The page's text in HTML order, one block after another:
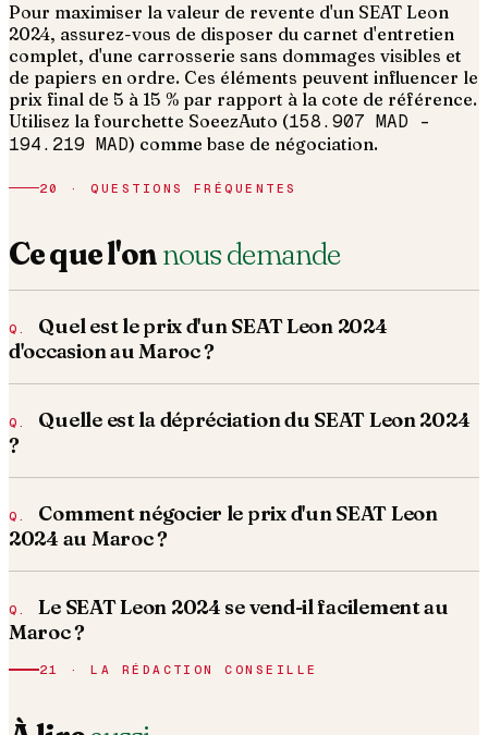
Pour maximiser la valeur de revente d'un SEAT Leon
2024, assurez-vous de disposer du carnet d'entretien
complet, d'une carrosserie sans dommages visibles et
de papiers en ordre. Ces éléments peuvent influencer le
prix final de 5 à 15 % par rapport à la cote de référence.
Utilisez la fourchette SoeezAuto (158.907 MAD –
194.219 MAD) comme base de négociation.
20 · QUESTIONS FRÉQUENTES
Ce que l'onnous demande
Quel est le prix d'un SEAT Leon 2024
d'occasion au Maroc ?
Quelle est la dépréciation du SEAT Leon 2024
?
Comment négocier le prix d'un SEAT Leon
2024 au Maroc ?
Le SEAT Leon 2024 se vend-il facilement au
Maroc ?
21 · LA RÉDACTION CONSEILLE